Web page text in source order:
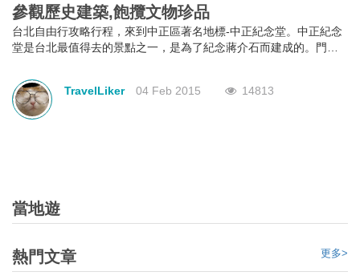
參觀歷史建築,飽攬文物珍品
台北自由行攻略行程，來到中正區著名地標-中正紀念堂。中正紀念
堂是台北最值得去的景點之一，是為了紀念蔣介石而建成的。門票
國庭園造景為主要設計思路，藍白的色調代表了自由、平等。除了
參觀其各式各樣的建築風格，它另一個著名的表演是每小時的換班
儀式，表演項目是參觀中正紀念的重點之一，也是中正紀念堂背後
TravelLiker 04 Feb 2015 14813
當地遊
熱門文章 更多>